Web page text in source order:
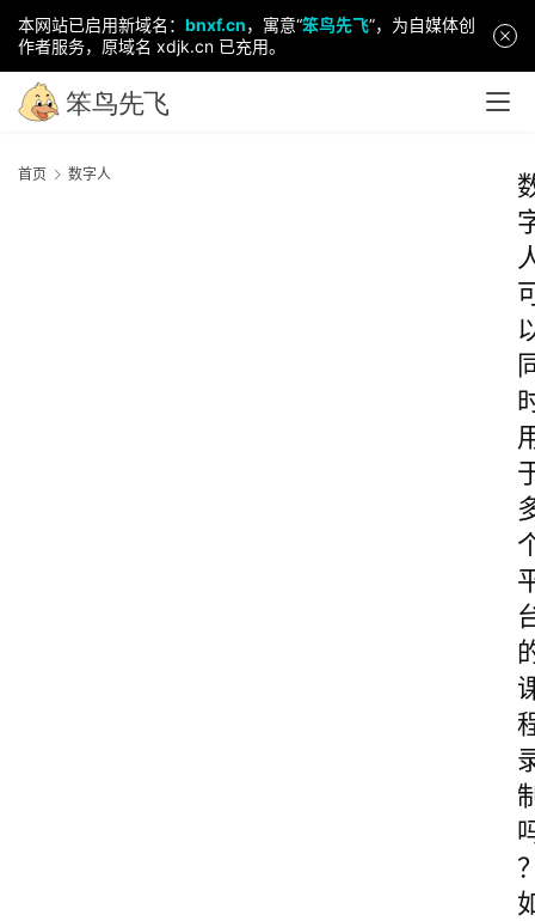
本网站已启用新域名： bnxf.cn，寓意“笨鸟先飞”，为自媒体创
作者服务，原域名 xdjk.cn 已充用。
首页 数字人